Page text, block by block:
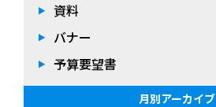
資料
バナー
予算要望書
月別アーカイブ